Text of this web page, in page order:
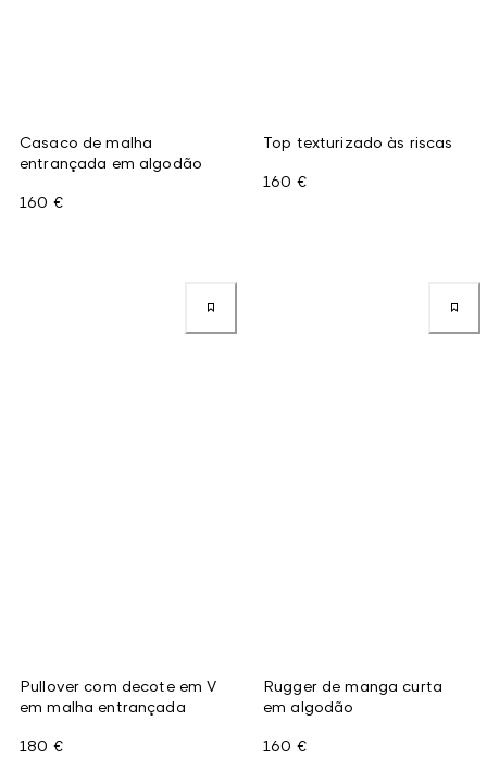
Casaco de malha
entrançada em algodão
160 €
Top texturizado às riscas
160 €
Pullover com decote em V
em malha entrançada
180 €
Rugger de manga curta
em algodão
160 €